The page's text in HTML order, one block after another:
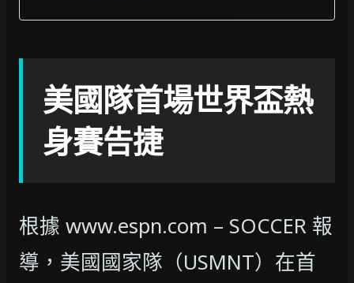
美國隊首場世界盃熱
身賽告捷
根據 www.espn.com – SOCCER 報
導，美國國家隊（USMNT）在首